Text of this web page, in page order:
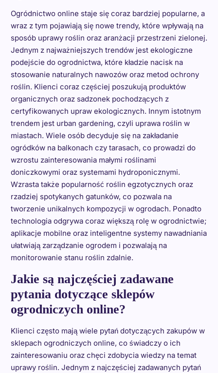
Ogródnictwo online staje się coraz bardziej popularne, a
wraz z tym pojawiają się nowe trendy, które wpływają na
sposób uprawy roślin oraz aranżacji przestrzeni zielonej.
Jednym z najważniejszych trendów jest ekologiczne
podejście do ogrodnictwa, które kładzie nacisk na
stosowanie naturalnych nawozów oraz metod ochrony
roślin. Klienci coraz częściej poszukują produktów
organicznych oraz sadzonek pochodzących z
certyfikowanych upraw ekologicznych. Innym istotnym
trendem jest urban gardening, czyli uprawa roślin w
miastach. Wiele osób decyduje się na zakładanie
ogródków na balkonach czy tarasach, co prowadzi do
wzrostu zainteresowania małymi roślinami
doniczkowymi oraz systemami hydroponicznymi.
Wzrasta także popularność roślin egzotycznych oraz
rzadziej spotykanych gatunków, co pozwala na
tworzenie unikalnych kompozycji w ogrodach. Ponadto
technologia odgrywa coraz większą rolę w ogrodnictwie;
aplikacje mobilne oraz inteligentne systemy nawadniania
ułatwiają zarządzanie ogrodem i pozwalają na
monitorowanie stanu roślin zdalnie.
Jakie są najczęściej zadawane
pytania dotyczące sklepów
ogrodniczych online?
Klienci często mają wiele pytań dotyczących zakupów w
sklepach ogrodniczych online, co świadczy o ich
zainteresowaniu oraz chęci zdobycia wiedzy na temat
uprawy roślin. Jednym z najczęściej zadawanych pytań